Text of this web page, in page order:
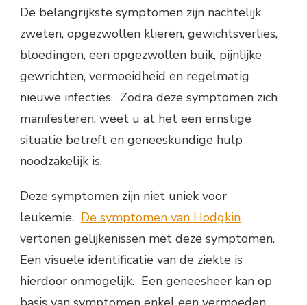
De belangrijkste symptomen zijn nachtelijk
zweten, opgezwollen klieren, gewichtsverlies,
bloedingen, een opgezwollen buik, pijnlijke
gewrichten, vermoeidheid en regelmatig
nieuwe infecties. Zodra deze symptomen zich
manifesteren, weet u at het een ernstige
situatie betreft en geneeskundige hulp
noodzakelijk is.
Deze symptomen zijn niet uniek voor
leukemie. De symptomen van Hodgkin
vertonen gelijkenissen met deze symptomen.
Een visuele identificatie van de ziekte is
hierdoor onmogelijk. Een geneesheer kan op